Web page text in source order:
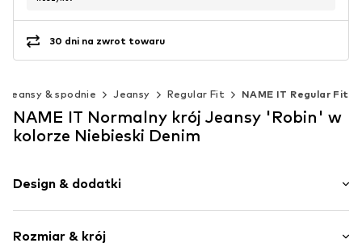
30 dni na zwrot towaru
Jeansy & spodnie Jeansy Regular Fit NAME IT Regular Fit
NAME IT Normalny krój Jeansy 'Robin' w
kolorze Niebieski Denim
Design & dodatki
Rozmiar & krój